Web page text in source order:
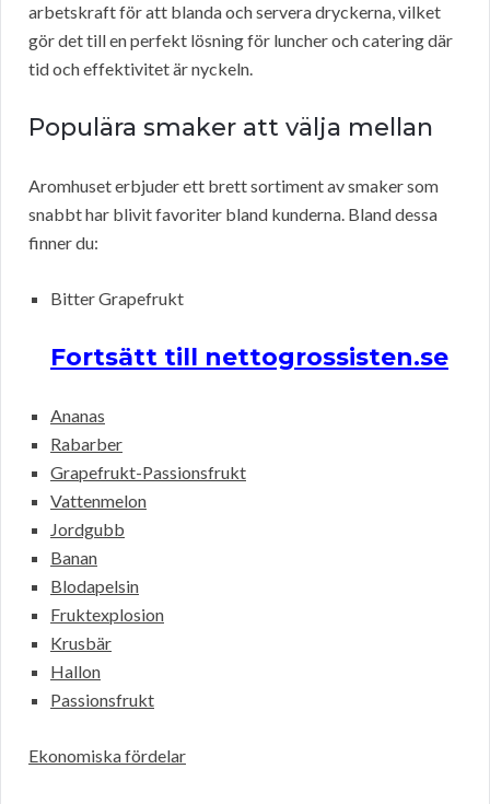
arbetskraft för att blanda och servera dryckerna, vilket
gör det till en perfekt lösning för luncher och catering där
tid och effektivitet är nyckeln.
Populära smaker att välja mellan
Aromhuset erbjuder ett brett sortiment av smaker som
snabbt har blivit favoriter bland kunderna. Bland dessa
finner du:
Bitter Grapefrukt
Fortsätt till nettogrossisten.se
Ananas
Rabarber
Grapefrukt-Passionsfrukt
Vattenmelon
Jordgubb
Banan
Blodapelsin
Fruktexplosion
Krusbär
Hallon
Passionsfrukt
Ekonomiska fördelar